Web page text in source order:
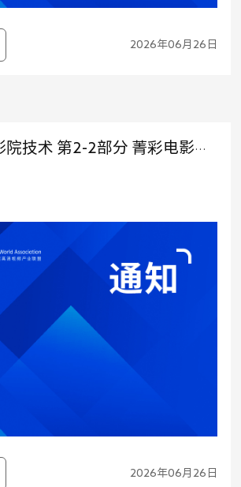
2026年06月26日
关于《菁彩影院技术 第2-2部分 菁彩电影声发行母版技术规范》征求意见稿公示的通知
2026年06月26日